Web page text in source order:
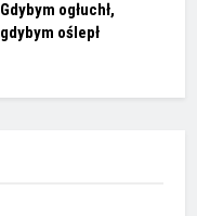
Gdybym ogłuchł,
gdybym oślepł